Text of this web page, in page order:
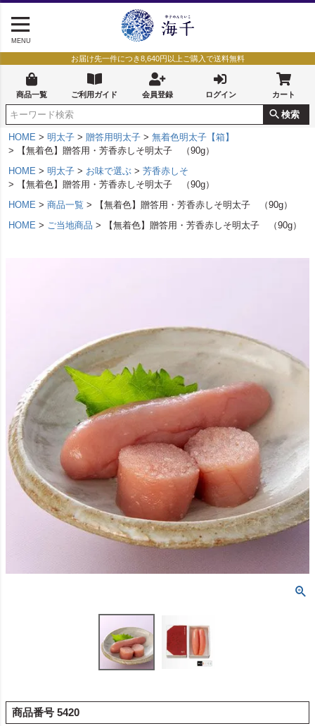
MENU
お届け先一件につき8,640円以上ご購入で送料無料
商品一覧 ご利用ガイド 会員登録 ログイン カート
検索
HOME 明太子 贈答用明太子
無着色明太子【箱】
【無着色】贈答用・芳香赤しそ明太子 （90g）
HOME
明太子 お味で選ぶ
芳香赤しそ
【無着色】贈答用・芳香赤しそ明太子 （90g）
HOME
商品一覧
【無着色】贈答用・芳香赤しそ明太子 （90g）
HOME
ご当地商品 【無着色】贈答用・芳香赤しそ明太子 （90g）
商品番号 5420